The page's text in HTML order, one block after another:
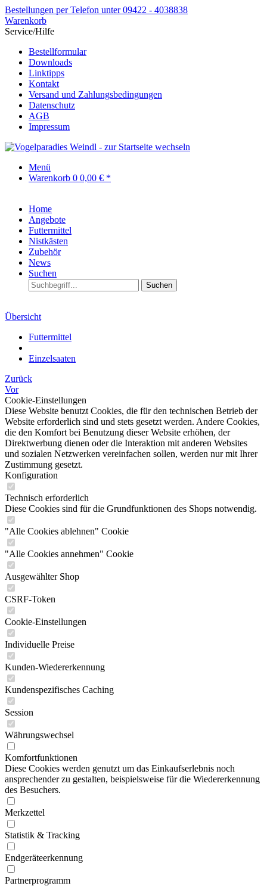
Bestellungen per Telefon unter 09422 - 4038838
Warenkorb
Service/Hilfe
Bestellformular
Downloads
Linktipps
Kontakt
Versand und Zahlungsbedingungen
Datenschutz
AGB
Impressum
Menü
Warenkorb 0 0,00 € *
Home
Angebote
Futtermittel
Nistkästen
Zubehör
News
Suchen
Suchen
Übersicht
Futtermittel
Einzelsaaten
Zurück
Vor
Cookie-Einstellungen
Diese Website benutzt Cookies, die für den technischen Betrieb der
Website erforderlich sind und stets gesetzt werden. Andere Cookies,
die den Komfort bei Benutzung dieser Website erhöhen, der
Direktwerbung dienen oder die Interaktion mit anderen Websites
und sozialen Netzwerken vereinfachen sollen, werden nur mit Ihrer
Zustimmung gesetzt.
Konfiguration
Technisch erforderlich
Diese Cookies sind für die Grundfunktionen des Shops notwendig.
"Alle Cookies ablehnen" Cookie
"Alle Cookies annehmen" Cookie
Ausgewählter Shop
CSRF-Token
Cookie-Einstellungen
Individuelle Preise
Kunden-Wiedererkennung
Kundenspezifisches Caching
Session
Währungswechsel
Komfortfunktionen
Diese Cookies werden genutzt um das Einkaufserlebnis noch
ansprechender zu gestalten, beispielsweise für die Wiedererkennung
des Besuchers.
Merkzettel
Statistik & Tracking
Endgeräteerkennung
Partnerprogramm